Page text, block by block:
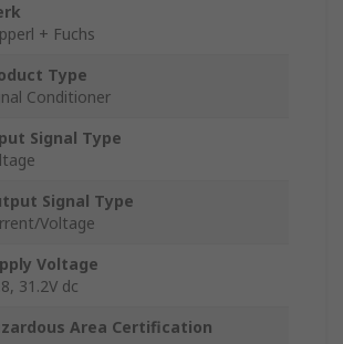
+ Fuchs
Type
Conditioner
Signal Type
Signal Type
Voltage
Voltage
31.2V dc
Area Certification